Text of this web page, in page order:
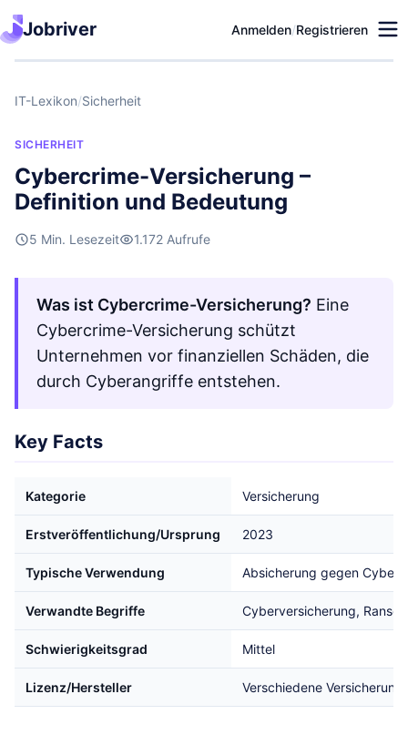
Jobriver Anmelden/Registrieren
IT-Lexikon/Sicherheit
SICHERHEIT
Cybercrime-Versicherung –
Definition und Bedeutung
5 Min. Lesezeit 1.172 Aufrufe
Was ist Cybercrime-Versicherung? Eine
Cybercrime-Versicherung schützt
Unternehmen vor finanziellen Schäden, die
durch Cyberangriffe entstehen.
Key Facts
Kategorie Versicherung
Erstveröffentlichung/Ursprung 2023
Typische Verwendung Absicherung gegen
Verwandte Begriffe Cyberversicherung,
Schwierigkeitsgrad Mittel
Lizenz/Hersteller Verschiedene